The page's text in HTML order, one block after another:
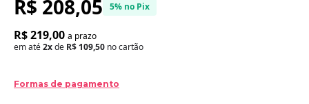
R$ 208,05 5% no Pix
R$ 219,00 a prazo
em até2xde R$ 109,50 no cartão
Formas de pagamento